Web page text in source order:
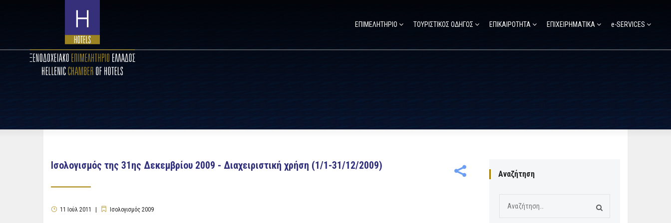
ΕΠΙΜΕΛΗΤΗΡΙΟ ΤΟΥΡΙΣΤΙΚΟΣ ΟΔΗΓΟΣ ΕΠΙΚΑΙΡΟΤΗΤΑ ΕΠΙΧΕΙΡΗΜΑΤΙΚΑ e-SERVICES
Ισολογισμός της 31ης Δεκεμβρίου 2009 - Διαχειριστική χρήση (1/1-31/12/2009)
11 Ιούλ 2011 Ισολογισμός 2009
Αναζήτηση